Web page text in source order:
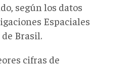
según los datos
Espaciales
Brasil.
cifras de